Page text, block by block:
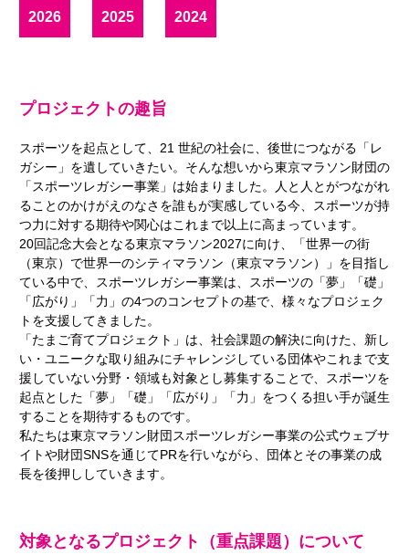
2026 2025 2024
プロジェクトの趣旨
スポーツを起点として、21 世紀の社会に、後世につながる「レ
ガシー」を遺していきたい。そんな想いから東京マラソン財団の
「スポーツレガシー事業」は始まりました。人と人とがつながれ
ることのかけがえのなさを誰もが実感している今、スポーツが持
つ力に対する期待や関心はこれまで以上に高まっています。
20回記念大会となる東京マラソン2027に向け、「世界一の街
（東京）で世界一のシティマラソン（東京マラソン）」を目指し
ている中で、スポーツレガシー事業は、スポーツの「夢」「礎」
「広がり」「力」の4つのコンセプトの基で、様々なプロジェク
トを支援してきました。
「たまご育てプロジェクト」は、社会課題の解決に向けた、新し
い・ユニークな取り組みにチャレンジしている団体やこれまで支
援していない分野・領域も対象とし募集することで、スポーツを
起点とした「夢」「礎」「広がり」「力」をつくる担い手が誕生
することを期待するものです。
私たちは東京マラソン財団スポーツレガシー事業の公式ウェブサ
イトや財団SNSを通じてPRを行いながら、団体とその事業の成
長を後押ししていきます。
対象となるプロジェクト（重点課題）について